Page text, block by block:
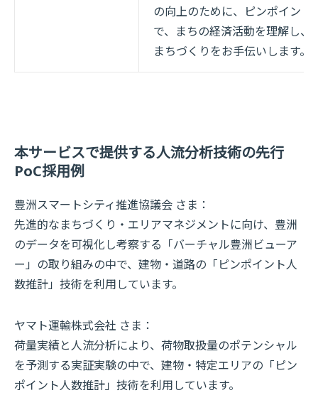
の向上のために、ピンポイン
で、まちの経済活動を理解し
まちづくりをお手伝いします。
本サービスで提供する人流分析技術の先行
PoC採用例
豊洲スマートシティ推進協議会 さま：
先進的なまちづくり・エリアマネジメントに向け、豊洲
のデータを可視化し考察する「バーチャル豊洲ビューア
ー」の取り組みの中で、建物・道路の「ピンポイント人
数推計」技術を利用しています。
ヤマト運輸株式会社 さま：
荷量実績と人流分析により、荷物取扱量のポテンシャル
を予測する実証実験の中で、建物・特定エリアの「ピン
ポイント人数推計」技術を利用しています。